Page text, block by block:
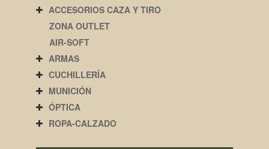
ACCESORIOS CAZA Y TIRO
ZONA OUTLET
AIR-SOFT
ARMAS
CUCHILLERÍA
MUNICIÓN
ÓPTICA
ROPA-CALZADO